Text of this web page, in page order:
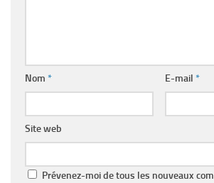
Nom * E-mail *
Site web
Prévenez-moi de tous les nouveaux